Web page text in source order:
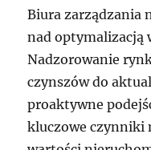
Biura zarządzania
nad optymalizacją
Nadzorowanie
czynszów do
proaktywne
kluczowe czynniki